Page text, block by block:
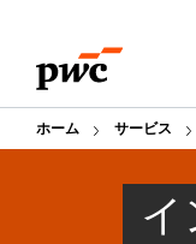
content
footer
ホーム サービス